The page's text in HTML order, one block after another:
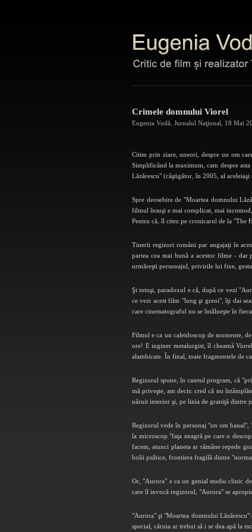
Crimele domnului Viorel
Eugenia Vodă Jurnalul Naţional 18 Mai
Citim prin ziare, uneori, despre un om
Simplificând la maximum, cam despre
Lăzărescu" (câştigător, în 2005, al aceleiaşi
Spre deosebire de "Moartea domnului
filmul însuşi e mai complicat, mai
Pentru că, îl citez pe cronicarul de la "The
Tinerii regizori români par angajaţi în
partea cea mai bună a acestor filme - dar
urmăreşti personajul, privirile lui fixe,
Şi totuşi, paradoxul e că, după ce vezi
ce vezi acest film "lung şi greoi", îţi dai
care cinematograful nu se întâlneşte în
Filmul e ca un caleidoscop de momente,
ore! E inginer metalurgist, îl cheamă
alambicate. În final, toate fragmentele de
Regizorul spune, în caietul program, că
mă priveşte, am decis: cred că nu
năruit interior şi, pe linia de graniţă dintre
Regizorul vede în personaj "un om
la microscop "faţa neagră pe care o
facem, atunci planeta ar rămâne repede
bolii psihice, frontiera fragilă dintre
Or, "Aurora" e ca un genial studiu clinic
care îl invocă regizorul, "Aurora" se
"Aurora" şi "Moartea domnului
special, căruia ar trebui să i se dea apă la